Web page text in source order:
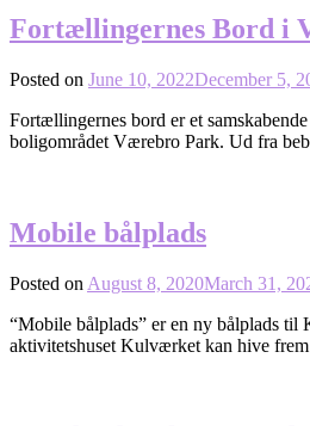
Fortællingernes Bord i
Posted on June 10, 2022December 5,
Fortællingernes bord er et
boligområdet Værebro Park. Ud fra
Mobile bålplads
Posted on August 8, 2020March 31,
“Mobile bålplads” er en ny bålplads til
aktivitetshuset Kulværket kan hive